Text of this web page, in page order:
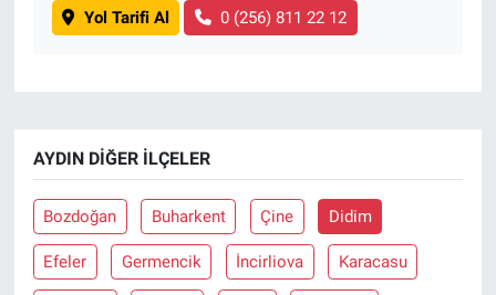
Yol Tarifi Al 0 (256) 811 22 12
AYDIN DIĞER İLÇELER
Bozdoğan Buharkent Çine Didim
Efeler Germencik İncirliova Karacasu